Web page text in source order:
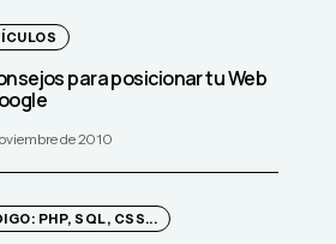
para posicionar tu Web
de 2010
PHP, SQL, CSS...